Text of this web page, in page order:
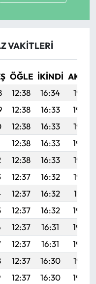
VAKITLERI
ÖĞLE İKINDI
12:38 16:34
19:57
12:38 16:33
19:56
12:38 16:33
19:55
12:38 16:33
19:54
12:38 16:33
19:53
12:37 16:32
19:52
12:37 16:32
19:51
12:37 16:32
19:50
12:37 16:31
19:49
12:37 16:31
19:48
12:37 16:30
19:47
12:37 16:30
19:45